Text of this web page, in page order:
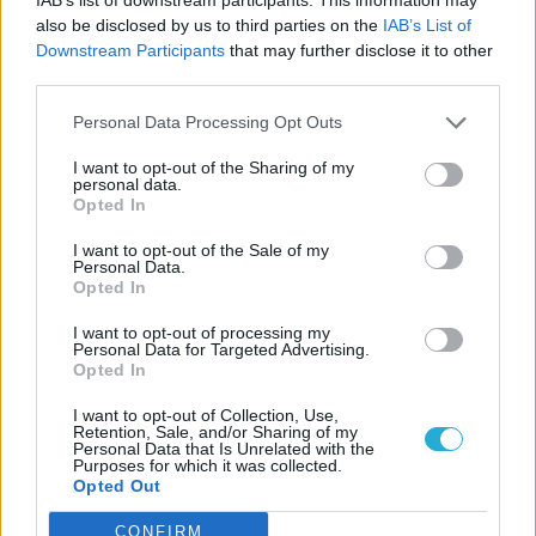
also be disclosed by us to third parties on the IAB’s List of
Downstream Participants that may further disclose it to other
Personal Data Processing Opt Outs
I want to opt-out of the Sharing of my
personal data.
Opted In
I want to opt-out of the Sale of my
Personal Data.
Opted In
I want to opt-out of processing my
Personal Data for Targeted Advertising.
Opted In
I want to opt-out of Collection, Use,
Retention, Sale, and/or Sharing of my
Personal Data that Is Unrelated with the
Purposes for which it was collected.
Opted Out
CONFIRM
gyorsan hozzáteszed: „Na még egyszer...”
Roston sült világ
kezdetben egyhangú világot, a zöld
növényzetet és a szürke tüskéket,
fűrészeket később egy igazán stílusos,
mindamellett kellően beteges világ váltja
kórház mellett kihalt gyárak rozsdás falai
között mászkálunk, majd később szó szerint
megjárjuk a poklot. A dizájnnak igazi stílusa
van, a kockaberendezés mellet nagy
szerep jutott a csodálatos, térbeli, vagy
legalábbis nagyon hangulatos háttereknek.